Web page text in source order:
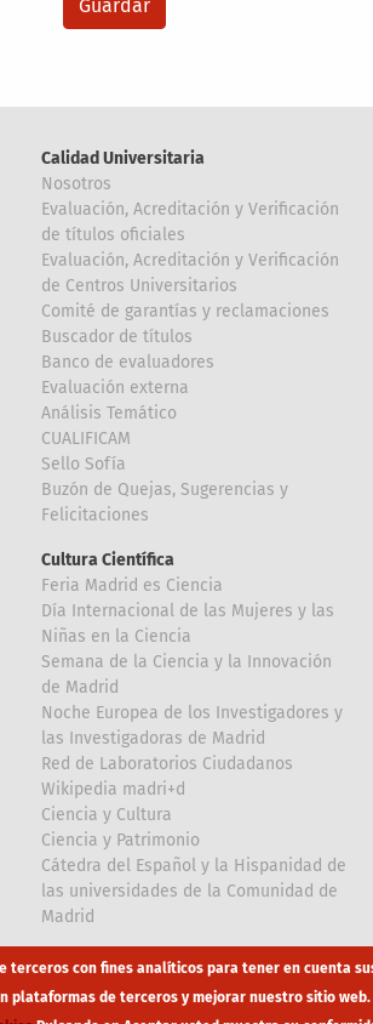
Calidad Universitaria
Nosotros
Evaluación, Acreditación y Verificación
de títulos oficiales
Evaluación, Acreditación y Verificación
de Centros Universitarios
Comité de garantías y reclamaciones
Buscador de títulos
Banco de evaluadores
Evaluación externa
Análisis Temático
CUALIFICAM
Sello Sofía
Buzón de Quejas, Sugerencias y
Felicitaciones
Cultura Científica
Feria Madrid es Ciencia
Día Internacional de las Mujeres y las
Niñas en la Ciencia
Semana de la Ciencia y la Innovación
de Madrid
Noche Europea de los Investigadores y
las Investigadoras de Madrid
Red de Laboratorios Ciudadanos
Wikipedia madri+d
Ciencia y Cultura
Ciencia y Patrimonio
Cátedra del Español y la Hispanidad de
las universidades de la Comunidad de
Madrid
Array
terceros con fines analíticos para tener en cuenta
plataformas de terceros y mejorar nuestro sitio